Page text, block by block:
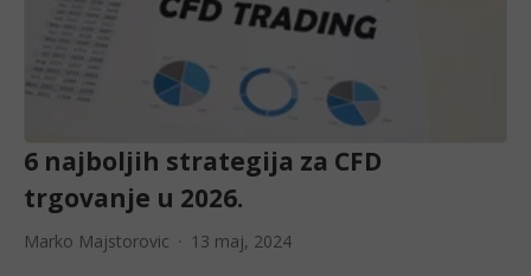
6 najboljih strategija za CFD
trgovanje u 2026.
Marko Majstorovic 13 maj, 2024